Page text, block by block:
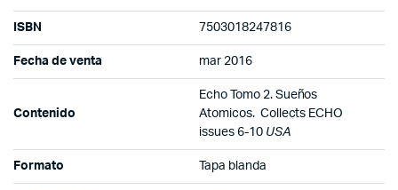
ISBN 7503018247816
Fecha de venta mar 2016
Contenido
Echo Tomo 2. Sueños
Atomicos. Collects ECHO
issues 6-10USA
Formato Tapa blanda